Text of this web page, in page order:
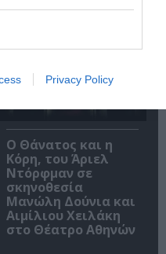
Privacy Policy
Ο Θάνατος και η
Κόρη, του Άριελ
Ντόρφμαν σε
σκηνοθεσία
Μανώλη Δούνια και
Αιμίλιου Χειλάκη
στο Θέατρο Αθηνών